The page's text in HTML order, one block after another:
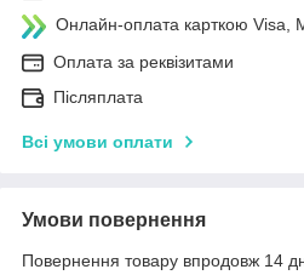
Онлайн-оплата карткою Visa,
Оплата за реквізитами
Післяплата
Всі умови оплати
Умови повернення
Повернення товару впродовж 14